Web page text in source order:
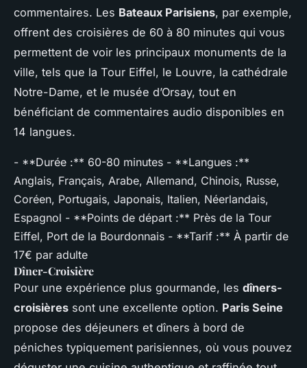
commentaires. Les Bateaux Parisiens, par exemple,
offrent des croisières de 60 à 80 minutes qui vous
permettent de voir les principaux monuments de la
ville, tels que la Tour Eiffel, le Louvre, la cathédrale
Notre-Dame, et le musée d’Orsay, tout en
bénéficiant de commentaires audio disponibles en
14 langues.
- **Durée :** 60-80 minutes - **Langues :**
Anglais, Français, Arabe, Allemand, Chinois, Russe,
Coréen, Portugais, Japonais, Italien, Néerlandais,
Espagnol - **Points de départ :** Près de la Tour
Eiffel, Port de la Bourdonnais - **Tarif :** À partir de
17€ par adulte
Dîner-Croisière
Pour une expérience plus gourmande, les dîners-
croisières sont une excellente option. Paris Seine
propose des déjeuners et dîners à bord de
péniches typiquement parisiennes, où vous pouvez